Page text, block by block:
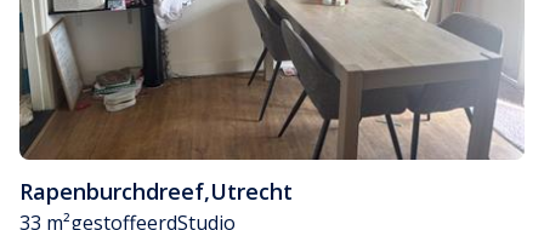
Rapenburchdreef,Utrecht
33 m²gestoffeerdStudio